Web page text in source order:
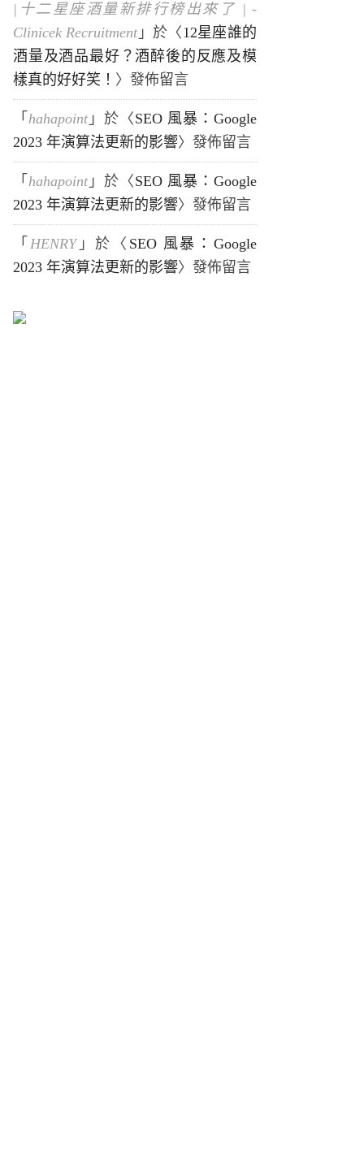
|十二星座酒量新排行榜出來了 | -
Clinicek Recruitment 」於〈 12星座誰的
酒量及酒品最好？酒醉後的反應及模
樣真的好好笑！ 〉發佈留言
「 hahapoint 」於〈 SEO 風暴：Google
2023 年演算法更新的影響〉發佈留言
「 hahapoint 」於〈 SEO 風暴：Google
2023 年演算法更新的影響〉發佈留言
「 HENRY」於〈 SEO 風暴：Google
2023 年演算法更新的影響〉發佈留言